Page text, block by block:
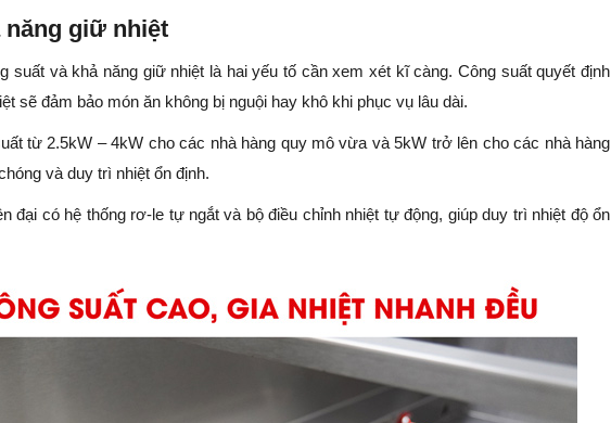
năng giữ nhiệt
suất và khả năng giữ nhiệt là hai yếu tố cần xem xét kĩ càng. Công suất quyết định
sẽ đảm bảo món ăn không bị nguội hay khô khi phục vụ lâu dài.
từ 2.5kW – 4kW cho các nhà hàng quy mô vừa và 5kW trở lên cho các nhà hàng
và duy trì nhiệt ổn định.
đại có hệ thống rơ-le tự ngắt và bộ điều chỉnh nhiệt tự động, giúp duy trì nhiệt độ ổn